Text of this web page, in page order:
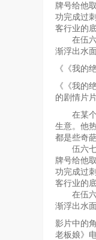
牌号给他
功完成过
客行业的
在伍六
渐浮出水
《《我的
《《我的
的剧情片
在某个
生意。他
都是些奇
伍六七
牌号给他
功完成过
客行业的
在伍六
渐浮出水
影片中的
老板娘》